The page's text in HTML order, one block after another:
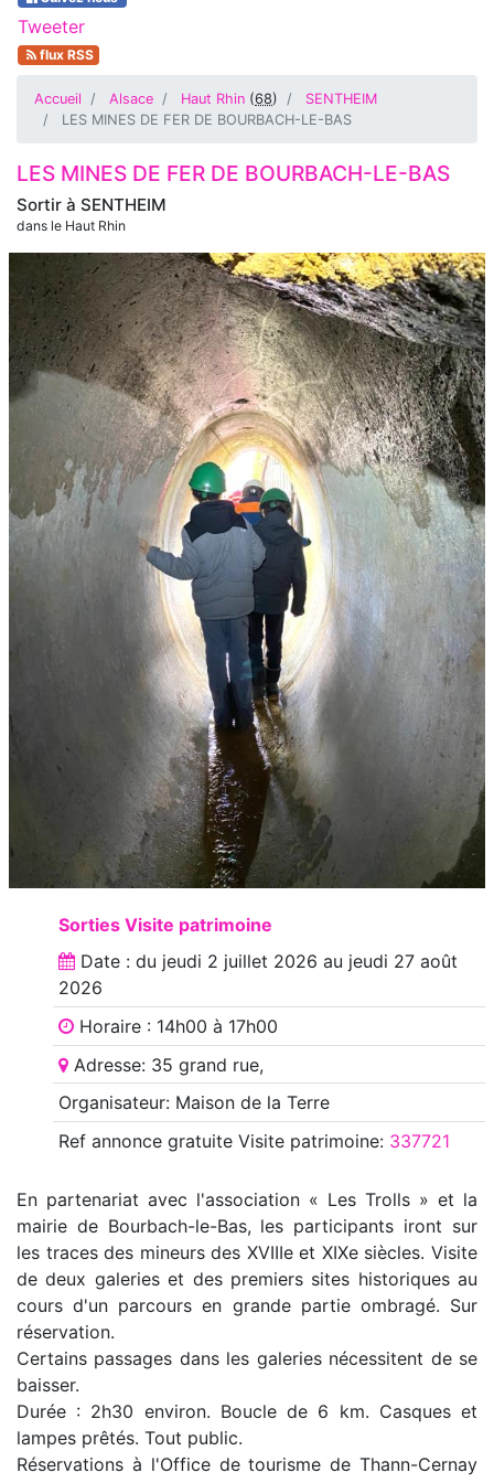
Tweeter
flux RSS
Accueil Alsace Haut Rhin (68)
SENTHEIM
LES MINES DE FER DE BOURBACH-LE-BAS
Sortir à SENTHEIM
dans le Haut Rhin
LES MINES DE FER DE BOURBACH-LE-BAS
Sorties Visite patrimoine
Date : du jeudi 2 juillet 2026 au jeudi 27 août
2026
Horaire : 14h00 à 17h00
Adresse: 35 grand rue,
Organisateur: Maison de la Terre
Ref annoncegratuite Visite patrimoine: 337721
En partenariat avec l'association « Les Trolls » et la
mairie de Bourbach-le-Bas, les participants iront sur
les traces des mineurs des XVIIIe et XIXe siècles. Visite
de deux galeries et des premiers sites historiques au
cours d'un parcours en grande partie ombragé. Sur
réservation.
Certains passages dans les galeries nécessitent de se
baisser.
Durée : 2h30 environ. Boucle de 6 km. Casques et
lampes prêtés. Tout public.
Réservations à l'Office de tourisme de Thann-Cernay